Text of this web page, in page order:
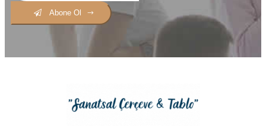
Abone Ol